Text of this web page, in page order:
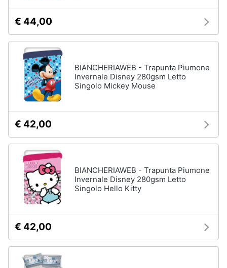
€ 44,00
BIANCHERIAWEB - Trapunta Piumone
Invernale Disney 280gsm Letto
Singolo Mickey Mouse
€ 42,00
BIANCHERIAWEB - Trapunta Piumone
Invernale Disney 280gsm Letto
Singolo Hello Kitty
€ 42,00